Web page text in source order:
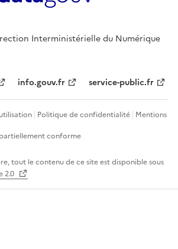
Interministérielle du Numérique
info.gouv.fr service-public.fr
Politique de confidentialité Mentions
conforme
tout le contenu de ce site est disponible sous
2.0